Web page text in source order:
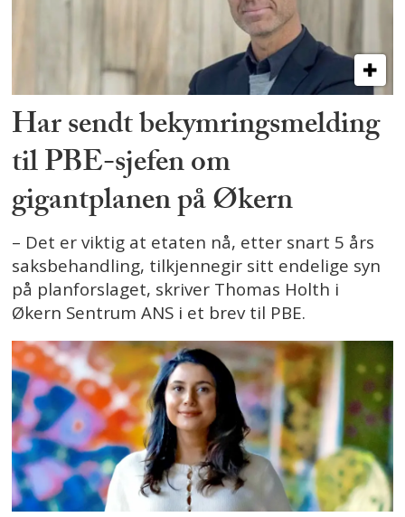
Har sendt bekymringsmelding
til PBE-sjefen om
gigantplanen på Økern
– Det er viktig at etaten nå, etter snart 5 års
saksbehandling, tilkjennegir sitt endelige syn
på planforslaget, skriver Thomas Holth i
Økern Sentrum ANS i et brev til PBE.